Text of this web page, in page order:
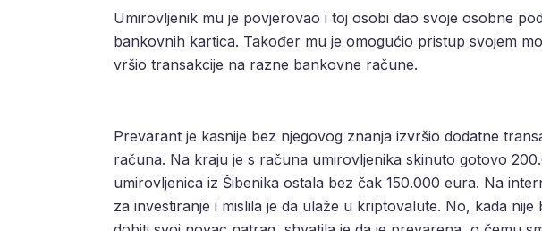
Umirovljenik mu je povjerovao i toj osobi dao svoje osobne
bankovnih kartica. Također mu je omogućio pristup svojem
vršio transakcije na razne bankovne račune.
Prevarant je kasnije bez njegovog znanja izvršio dodatne
računa. Na kraju je s računa umirovljenika skinuto gotovo
umirovljenica iz Šibenika ostala bez čak 150.000 eura. Na
za investiranje i mislila je da ulaže u kriptovalute. No, kada